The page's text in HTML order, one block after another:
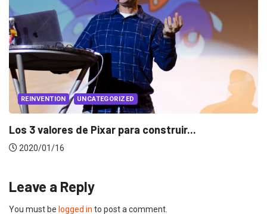
EVENTOS LUX AWARDS
Conoce a los ganadores de Lux Awards 2019
2019/12/04
Leave a Reply
You must be logged in to post a comment.